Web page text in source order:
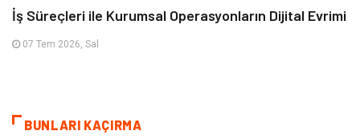
İş Süreçleri ile Kurumsal Operasyonların Dijital Evrimi
07 Tem 2026, Sal
BUNLARI KAÇIRMA